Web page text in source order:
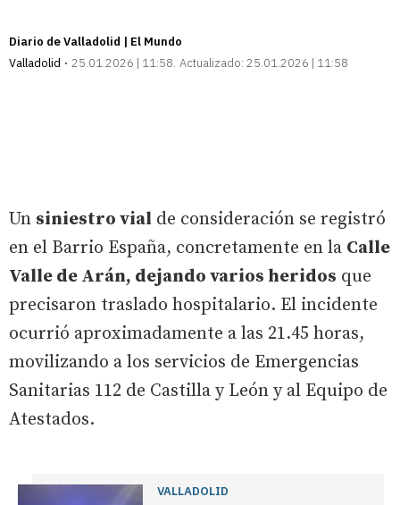
Diario de Valladolid | El Mundo
Valladolid
25.01.2026 | 11:58 Actualizado: 25.01.2026 | 11:58
Un siniestro vial de consideración se registró
en el Barrio España, concretamente en la Calle
Valle de Arán, dejando varios heridos que
precisaron traslado hospitalario. El incidente
ocurrió aproximadamente a las 21.45 horas,
movilizando a los servicios de Emergencias
Sanitarias 112 de Castilla y León y al Equipo de
Atestados.
VALLADOLID